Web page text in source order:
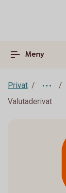
Meny
Privat
Valutaderivat